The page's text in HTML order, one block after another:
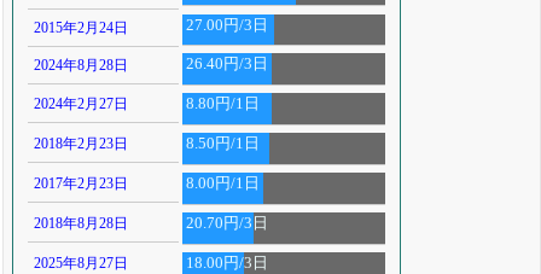
2015年2月24日 27.00円/3日
2024年8月28日 26.40円/3日
2024年2月27日 8.80円/1日
2018年2月23日 8.50円/1日
2017年2月23日 8.00円/1日
2018年8月28日 20.70円/3日
2025年8月27日 18.00円/3日